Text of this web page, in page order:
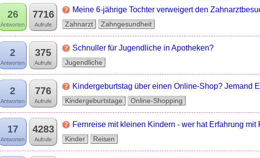
26
Antworten
7716
Aufrufe
Meine 6-jährige Tochter verweigert den
Zahnarzt Zahngesundheit
2
Antworten
375
Aufrufe
Schnuller für Jugendliche in Apotheken?
Jugendliche
2
Antworten
776
Aufrufe
Kindergeburtstag über einen Online-Shop? Jemand
Kindergeburtstage Online-Shopping
17
Antworten
4283
Aufrufe
Fernreise mit kleinen Kindern - wer hat Erfahrung mit
Kinder Reisen